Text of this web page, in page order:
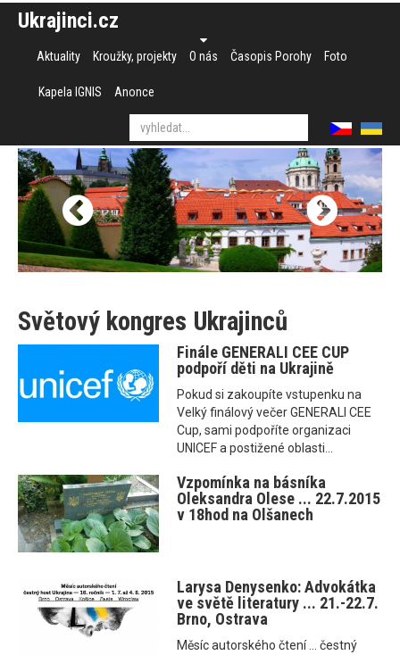
Ukrajinci.cz
Aktuality Kroužky, projekty O nás Časopis Porohy Foto
Kapela IGNIS Anonce
Světový kongres Ukrajinců
Finále GENERALI CEE CUP
podpoří děti na Ukrajině
Pokud si zakoupíte vstupenku na
Velký finálový večer GENERALI CEE
Cup, sami podpoříte organizaci
UNICEF a postižené oblasti...
Vzpomínka na básníka
Oleksandra Olese ... 22.7.2015
v 18hod na Olšanech
Larysa Denysenko: Advokátka
ve světě literatury ... 21.-22.7.
Brno, Ostrava
Měsíc autorského čtení ... čestný